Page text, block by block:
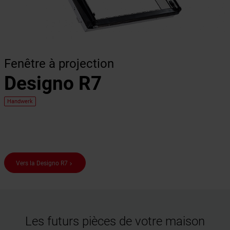
Fenêtre à projection
Designo R7
Handwerk
Vers la Designo R7 keyboard_arrow_right
Les futurs pièces de votre maison